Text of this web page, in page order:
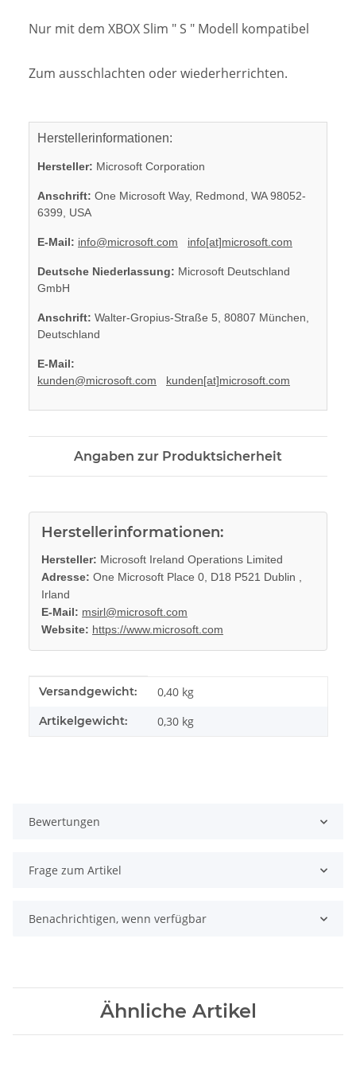
Nur mit dem XBOX Slim " S " Modell kompatibel
Zum ausschlachten oder wiederherrichten.
Herstellerinformationen:
Hersteller: Microsoft Corporation
Anschrift: One Microsoft Way, Redmond, WA 98052-
6399, USA
E-Mail: info@microsoft.com info[at]microsoft.com
Deutsche Niederlassung: Microsoft Deutschland
GmbH
Anschrift: Walter-Gropius-Straße 5, 80807 München,
Deutschland
E-Mail:
kunden@microsoft.com
kunden[at]microsoft.com
Angaben zur Produktsicherheit
Herstellerinformationen:
Hersteller: Microsoft Ireland Operations Limited
Adresse: One Microsoft Place 0, D18 P521 Dublin ,
Irland
E-Mail: msirl@microsoft.com
Website: https://www.microsoft.com
Produkteigenschaft
Wert
Versandgewicht: 0,40 kg
Artikelgewicht: 0,30 kg
Bewertungen
Frage zum Artikel
Benachrichtigen, wenn verfügbar
Ähnliche Artikel